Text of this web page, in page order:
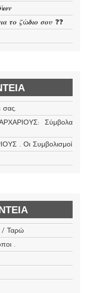
𝝉𝝄 𝜻ώ𝜹𝜾𝝄 𝝈𝝄𝝊 ❓❓
σας.
Σύμβολα
. Οι Συμβολισμοί
/ Ταρώ
.